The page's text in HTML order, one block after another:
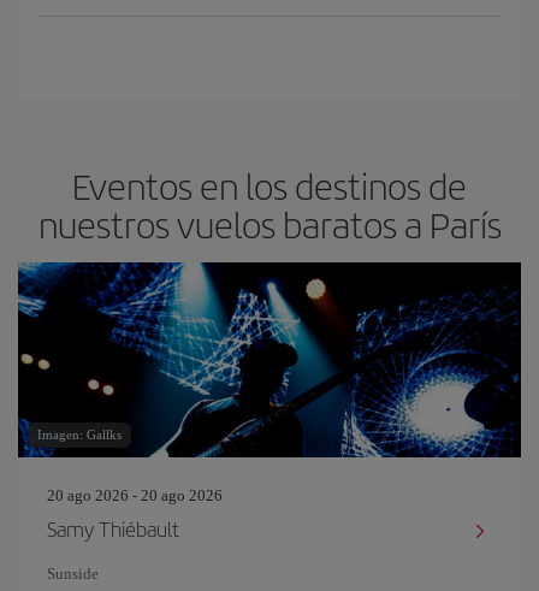
Eventos en los destinos de
nuestros vuelos baratos a París
Imagen: Gallks
20 ago 2026 - 20 ago 2026
Samy Thiébault
Sunside